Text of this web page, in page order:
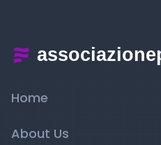
Home
About Us